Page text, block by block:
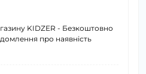
KIDZER - Безкоштовно
про наявність